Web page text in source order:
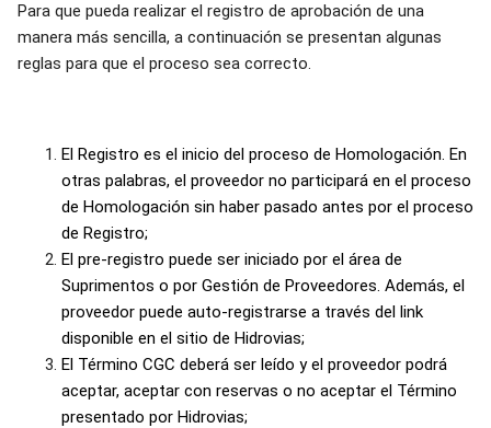
Para que pueda realizar el registro de aprobación de una
manera más sencilla, a continuación se presentan algunas
reglas para que el proceso sea correcto.
El Registro es el inicio del proceso de Homologación. En
otras palabras, el proveedor no participará en el proceso
de Homologación sin haber pasado antes por el proceso
de Registro;
El pre-registro puede ser iniciado por el área de
Suprimentos o por Gestión de Proveedores. Además, el
proveedor puede auto-registrarse a través del link
disponible en el sitio de Hidrovias;
El Término CGC deberá ser leído y el proveedor podrá
aceptar, aceptar con reservas o no aceptar el Término
presentado por Hidrovias;